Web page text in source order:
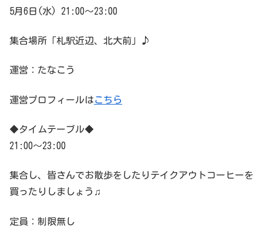
5月6日(水) 21:00〜23:00
集合場所「札駅近辺、北大前」♪
運営：たなこう
運営プロフィールはこちら
◆タイムテーブル◆
21:00〜23:00
集合し、皆さんでお散歩をしたりテイクアウトコーヒーを
買ったりしましょう♫
定員：制限無し